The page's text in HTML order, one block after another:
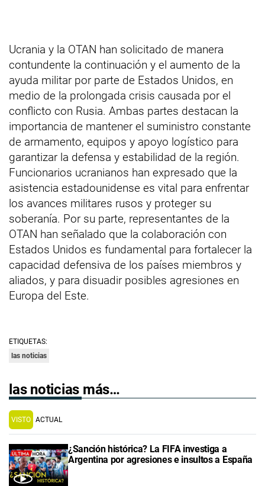
Ucrania y la OTAN han solicitado de manera
contundente la continuación y el aumento de la
ayuda militar por parte de Estados Unidos, en
medio de la prolongada crisis causada por el
conflicto con Rusia. Ambas partes destacan la
importancia de mantener el suministro constante
de armamento, equipos y apoyo logístico para
garantizar la defensa y estabilidad de la región.
Funcionarios ucranianos han expresado que la
asistencia estadounidense es vital para enfrentar
los avances militares rusos y proteger su
soberanía. Por su parte, representantes de la
OTAN han señalado que la colaboración con
Estados Unidos es fundamental para fortalecer la
capacidad defensiva de los países miembros y
aliados, y para disuadir posibles agresiones en
Europa del Este.
ETIQUETAS:
las noticias
las noticias más…
VISTO ACTUAL
¿Sanción histórica? La FIFA investiga a
Argentina por agresiones e insultos a España